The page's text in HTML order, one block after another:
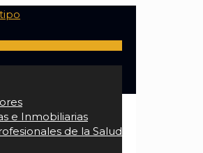
e Inmobiliarias
de la Salud